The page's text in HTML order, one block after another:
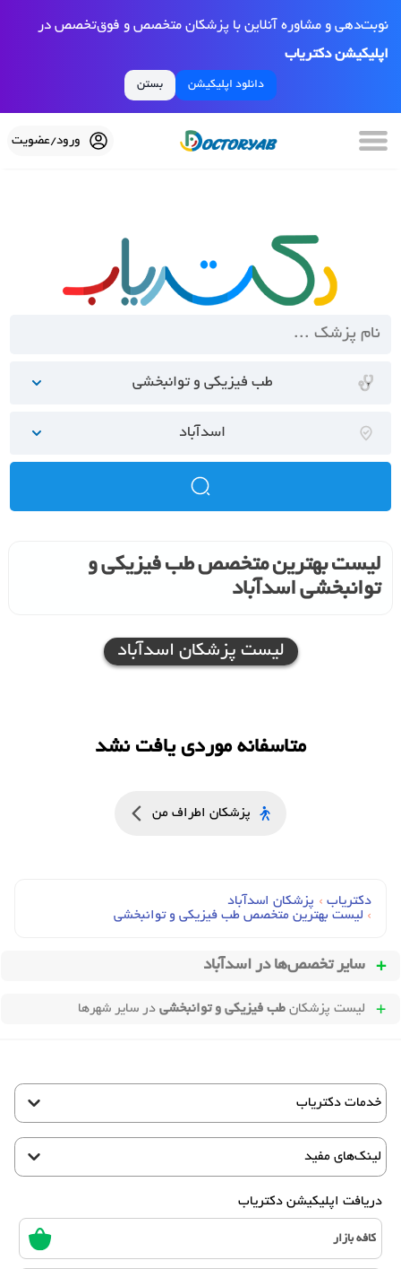
نوبت‌دهی و مشاوره آنلاین با پزشکان متخصص و فوق‌تخصص در
اپلیکیشن دکتریاب
دانلود اپلیکیشن بستن
ورود/عضویت
طب فیزیکی و توانبخشی
اسدآباد
لیست بهترین متخصص طب فیزیکی و
توانبخشی اسدآباد
لیست پزشکان اسدآباد
متاسفانه موردی یافت نشد
پزشکان اطراف من
دکتریاب › پزشکان اسدآباد
› لیست بهترین متخصص طب فیزیکی و توانبخشی
سایر تخصص‌ها در اسدآباد
لیست پزشکان طب فیزیکی و توانبخشی در سایر شهرها
خدمات دکتریاب
لینک‌های مفید
دریافت اپلیکیشن دکتریاب
کافه بازار